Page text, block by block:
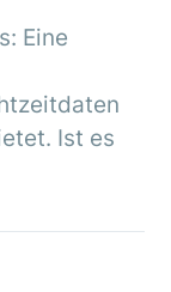
Eine
Ist es